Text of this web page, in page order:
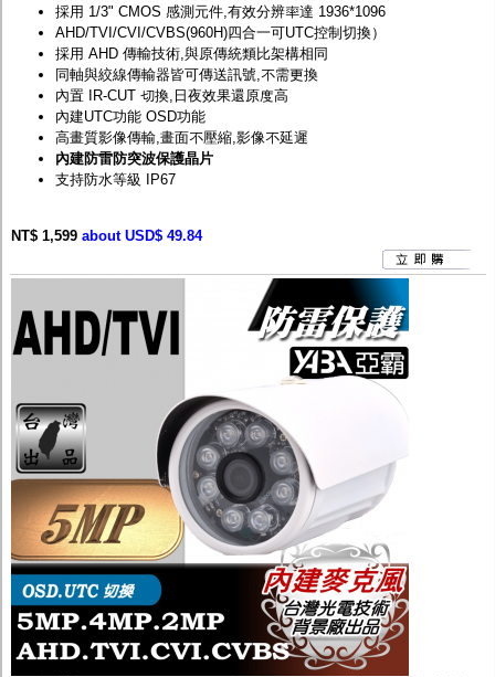
採用 1/3" CMOS 感測元件,有效分辨率達 1936*1096
AHD/TVI/CVI/CVBS(960H)四合一可UTC控制切換）
採用 AHD 傳輸技術,與原傳統類比架構相同
同軸與絞線傳輸器皆可傳送訊號,不需更換
內置 IR-CUT 切換,日夜效果還原度高
內建UTC功能 OSD功能
高畫質影像傳輸,畫面不壓縮,影像不延遲
內建防雷防突波保護晶片
支持防水等級 IP67
NT$ 1,599 about USD$ 49.84